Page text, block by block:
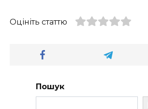
Оцініть статтю
Пошук